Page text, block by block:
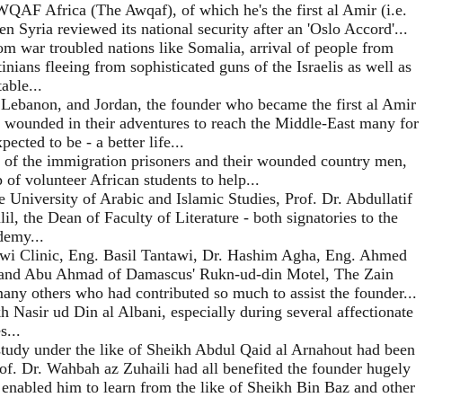
Africa (The Awqaf), of which he's the first al Amir (i.e.
Syria reviewed its national security after an 'Oslo Accord'...
war troubled nations like Somalia, arrival of people from
fleeing from sophisticated guns of the Israelis as well as
and Jordan, the founder who became the first al Amir
in their adventures to reach the Middle-East many for
to be - a better life...
the immigration prisoners and their wounded country men,
volunteer African students to help...
University of Arabic and Islamic Studies, Prof. Dr. Abdullatif
the Dean of Faculty of Literature - both signatories to the
Clinic, Eng. Basil Tantawi, Dr. Hashim Agha, Eng. Ahmed
Abu Ahmad of Damascus' Rukn-ud-din Motel, The Zain
others who had contributed so much to assist the founder...
Nasir ud Din al Albani, especially during several affectionate
under the like of Sheikh Abdul Qaid al Arnahout had been
Dr. Wahbah az Zuhaili had all benefited the founder hugely
him to learn from the like of Sheikh Bin Baz and other